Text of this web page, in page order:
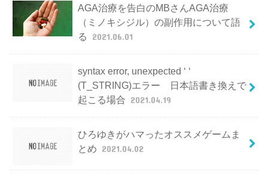
AGA治療を告白のMBさんAGA治療
（ミノキシジル）の副作用について語
る
2021.06.01
syntax error, unexpected ‘ ‘
(T_STRING)エラー 日本語書き換えで
起こる場合 2021.04.19
ひろゆきがハマったオススメゲームま
とめ 2021.04.02